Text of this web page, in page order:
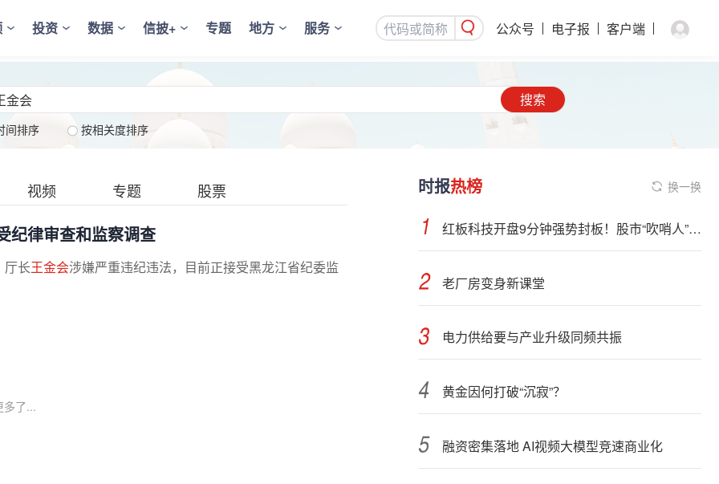
投资 数据 信披+ 专题 地方 服务 公众号 电子报 客户端
搜索
间排序 按相关度排序
视频 专题 股票
纪律审查和监察调查
厅长王金会涉嫌严重违纪违法，目前正接受黑龙江省纪委监
多了...
时报热榜 换一换
红板科技开盘9分钟强势封板！股市“吹哨人”突然改口！市场风向变了？
老厂房变身新课堂
电力供给要与产业升级同频共振
黄金因何打破“沉寂”？
融资密集落地 AI视频大模型竞速商业化